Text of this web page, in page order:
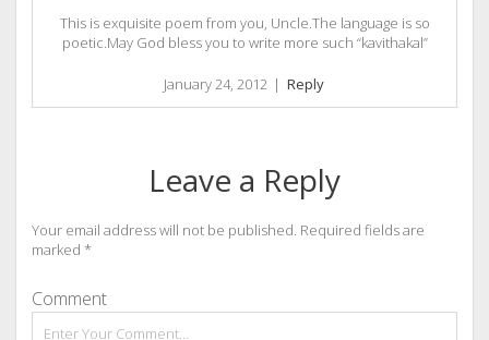
This is exquisite poem from you, Uncle.The language is so
poetic.May God bless you to write more such “kavithakal”
January 24, 2012 | Reply
Leave a Reply
Your email address will not be published. Required fields are
marked *
Comment